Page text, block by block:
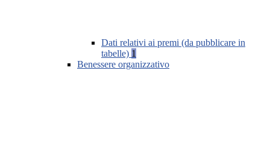
Dati relativi ai premi (da pubblicare in
tabelle) 1
Benessere organizzativo